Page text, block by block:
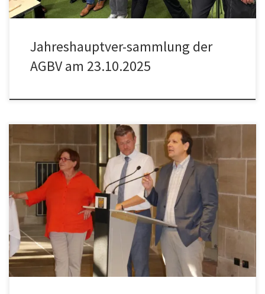
Jahreshauptver-sammlung der
AGBV am 23.10.2025
Bei großer Hitze fand am 01. Juli 2025 der traditionelle Empfang
des Oberbürgermeisters für die Bürger- und Vorstadtvereine mit
Vertretern aus Stadtverwaltung und Stadtpolitik statt. Zuvor fand
die turnusmäßige Bürgervereins-Runde der AGBV mit dem
Oberbürgermeister statt. Die Antworten der Stadtverwaltung auf
die Anliegen der Vereine wurden intensiv hinterfragt und
kommentiert. […]